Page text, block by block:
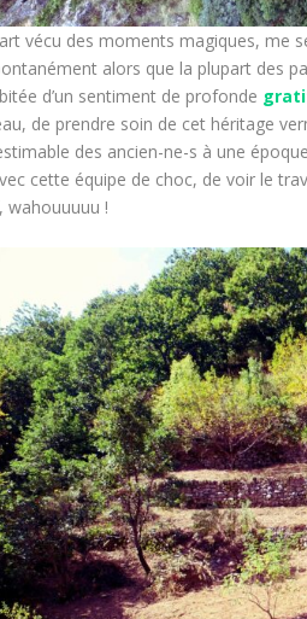
vécu des moments magiques,
alors que la plupart des
d’un sentiment de profonde
de prendre soin de cet héritage
des ancien-ne-s à une
cette équipe de choc, de voir le
!